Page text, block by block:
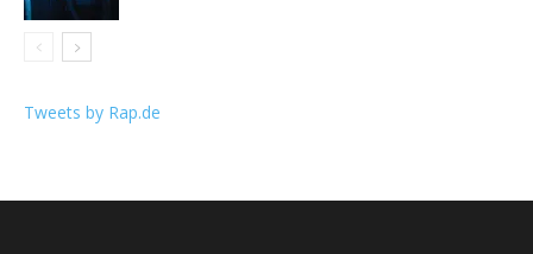
Tweets by Rap.de